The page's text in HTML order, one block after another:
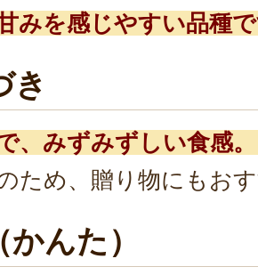
みを感じやすい品種
き
、みずみずしい食感。
ため、贈り物にもお
んた）